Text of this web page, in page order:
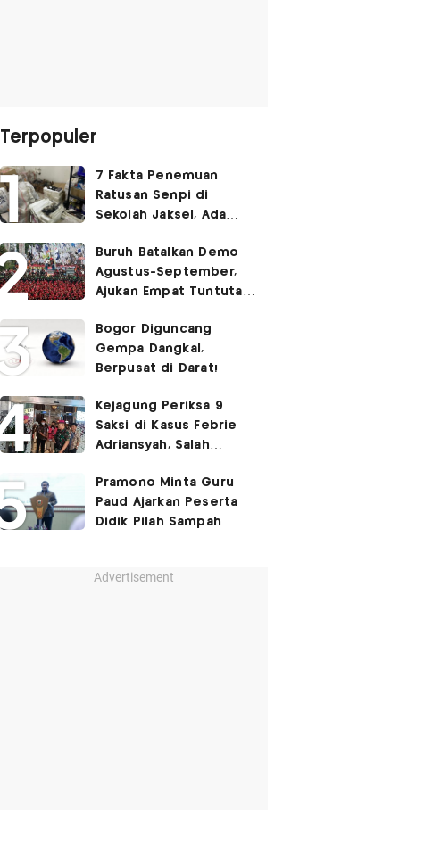
Terpopuler
7 Fakta Penemuan
Ratusan Senpi di
Sekolah Jaksel, Ada
Ruang Bunker
Buruh Batalkan Demo
Agustus-September,
Ajukan Empat Tuntutan
Bogor Diguncang
Gempa Dangkal,
Berpusat di Darat!
Kejagung Periksa 9
Saksi di Kasus Febrie
Adriansyah, Salah
Pramono Minta Guru
Paud Ajarkan Peserta
Didik Pilah Sampah
Advertisement